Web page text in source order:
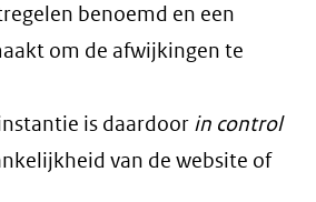
benoemd en een
om de afwijkingen te
is daardoor in control
van de website of